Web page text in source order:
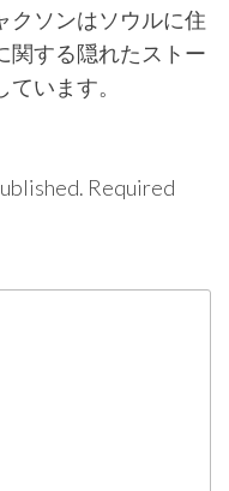
クソンはソウルに住
関する隠れたストー
います。
Required